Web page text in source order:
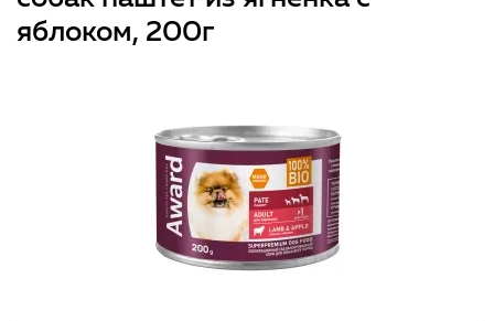
яблоком, 200г